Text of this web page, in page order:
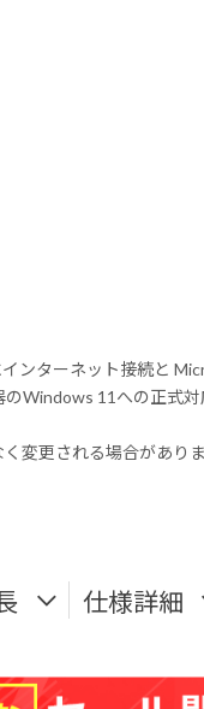
ンターネット接続と
Windows 11への正式
変更される場合がありま
仕様詳細